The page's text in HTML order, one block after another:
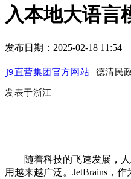
入本地大语言
发布日期：2025-02-18 11:54
J9直营集团官方网站 德清民
发表于浙江
随着科技的飞速发展，人
用越来越广泛。JetBrains，